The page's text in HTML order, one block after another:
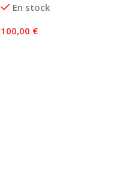
En stock
100,00 €